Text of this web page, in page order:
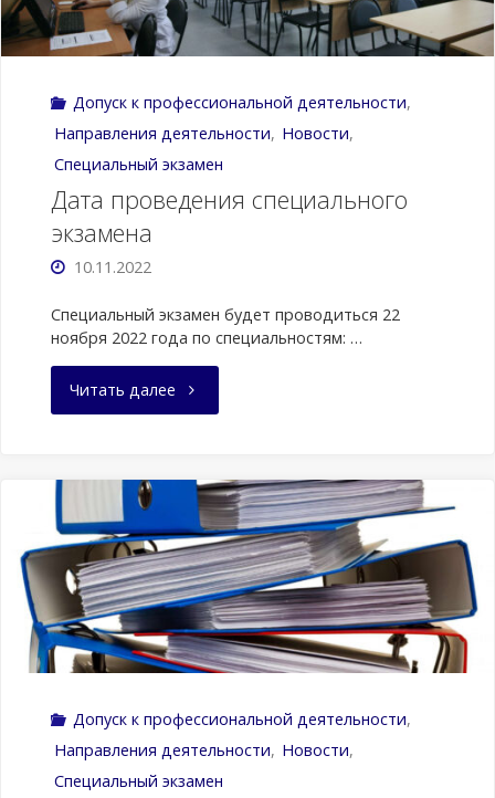
Допуск к профессиональной деятельности,
Направления деятельности, Новости,
Специальный экзамен
Дата проведения специального
экзамена
10.11.2022
Специальный экзамен будет проводиться 22
ноября 2022 года по специальностям: …
Читать далее"Дата
специального
экзамена"
Допуск к профессиональной деятельности,
Направления деятельности, Новости,
Специальный экзамен